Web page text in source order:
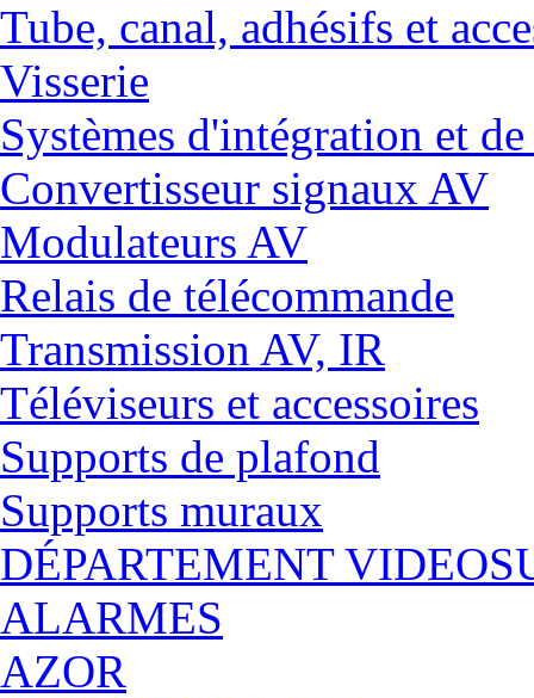
Tube, canal, adhésifs et
Visserie
Systèmes d'intégration et
Convertisseur signaux AV
Modulateurs AV
Relais de télécommande
Transmission AV, IR
Téléviseurs et accessoires
Supports de plafond
Supports muraux
DÉPARTEMENT
ALARMES
AZOR